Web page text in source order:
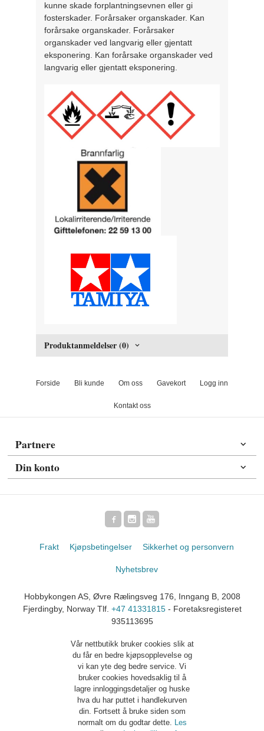
kunne skade forplantningsevnen eller gi
fosterskader. Forårsaker organskader. Kan
forårsake organskader. Forårsaker
organskader ved langvarig eller gjentatt
eksponering. Kan forårsake organskader ved
langvarig eller gjentatt eksponering.
Produktanmeldelser (0)
Forside Bli kunde Om oss Gavekort Logg inn
Kontakt oss
Partnere
Din konto
Frakt Kjøpsbetingelser Sikkerhet og personvern
Nyhetsbrev
Hobbykongen AS, Øvre Rælingsveg 176, Inngang B, 2008
Fjerdingby, Norway Tlf. +47 41331815- Foretaksregisteret
935113695
Vår nettbutikk bruker cookies slik at
du får en bedre kjøpsopplevelse og
vi kan yte deg bedre service. Vi
bruker cookies hovedsaklig til å
lagre innloggingsdetaljer og huske
hva du har puttet i handlekurven
din. Fortsett å bruke siden som
normalt om du godtar dette. Les